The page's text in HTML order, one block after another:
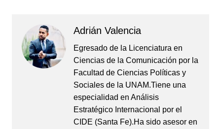
Adrián Valencia
Egresado de la Licenciatura en
Ciencias de la Comunicación por la
Facultad de Ciencias Políticas y
Sociales de la UNAM.Tiene una
especialidad en Análisis
Estratégico Internacional por el
CIDE (Santa Fe).Ha sido asesor en